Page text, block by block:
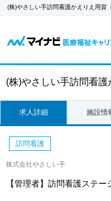
(株)やさしい手訪問看護かえりえ用賀
(株)やさしい手訪問看護
求人詳細 施設情
訪問看護
株式会社やさしい手
【管理者】訪問看護ステ